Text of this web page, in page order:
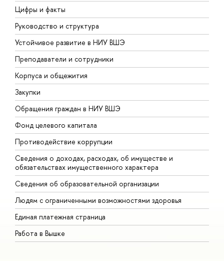
Цифры и факты
Руководство и структура
Устойчивое развитие в НИУ ВШЭ
Преподаватели и сотрудники
Корпуса и общежития
Закупки
Обращения граждан в НИУ ВШЭ
Фонд целевого капитала
Противодействие коррупции
Сведения о доходах, расходах, об имуществе и
обязательствах имущественного характера
Сведения об образовательной организации
Людям с ограниченными возможностями здоровья
Единая платежная страница
Работа в Вышке